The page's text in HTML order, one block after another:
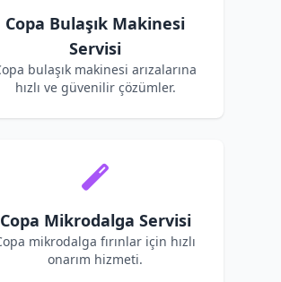
Copa Bulaşık Makinesi
Servisi
bulaşık makinesi arızalarına
hızlı ve güvenilir çözümler.
Copa Mikrodalga Servisi
mikrodalga fırınlar için hızlı
onarım hizmeti.